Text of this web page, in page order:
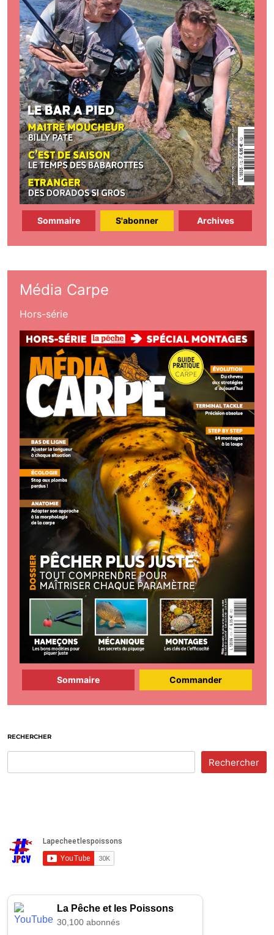
Sommaire S'abonner Archives
Média Carpe
Hors-série
Sommaire Commander
RECHERCHER
Rechercher
La Pêche et les Poissons
30,100 abonnés